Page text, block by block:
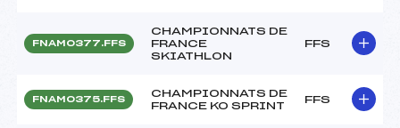
FNAM0377.FFS
CHAMPIONNATS DE
FRANCE
SKIATHLON
FFS
FNAM0375.FFS
CHAMPIONNATS DE
FRANCE KO SPRINT
FFS